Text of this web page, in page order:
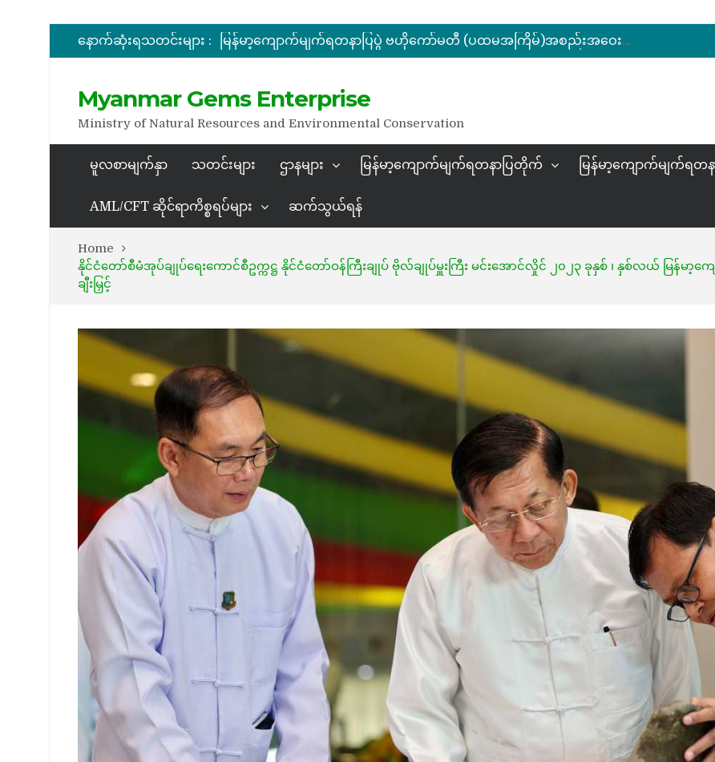
နောက်ဆုံးရသတင်းများ :
မြန်မာ့ကျောက်မျက်ရတနာပြပွဲ ဗဟိုကော်မတီ (ပထမအကြိမ်)အစည်းအဝေး ကျင်းပ
ပြည်ထောင်စုဝန်ကြီး ဦးဆန်းဦး တရုတ်ပြည်သူ့သမ္မတနိုင်ငံ၊ ရွှေလီမြို့၊ ကျယ်ဂေါင်နယ်စပ်ကုန်သွယ်ရေးဇုန်တွင် မြန်မာ့ကျောက်မျက်ရတနာပြပွဲ တက်ရောက်ဖွင့်လှစ်
နိုင်ငံတော်သမ္မတ ဦးမင်းအောင်လှိုင် မိုးကုတ်ရတနာမြေမှရှာဖွေတွေ့ရှိသည့် ထူးခြားလှပပြီး အရွယ်အစားကြီးမားသည့် နီလာအရိုင်းတုံးကြီးအားကြည့်ရှု
Myanmar Gems Enterprise
Ministry of Natural Resources and Environmental Conservation
မူလစာမျက်နှာ သတင်းများ ဌာနများ မြန်မာ့ကျောက်မျက်ရတနာပြတိုက် မြန်မာ့ကျောက်မျက်ရတ
AML/CFT ဆိုင်ရာကိစ္စရပ်များ ဆက်သွယ်ရန်
Home
နိုင်ငံတော်စီမံအုပ်ချုပ်ရေးကောင်စီဥက္ကဋ္ဌ နိုင်ငံတော်ဝန်ကြီးချုပ် ဗိုလ်ချုပ်မှူးကြီး မင်းအောင်လှိုင် ၂၀၂၃ ခုနှစ် ၊ နှစ်လယ် မြန်မ
ချီးမြှင့်